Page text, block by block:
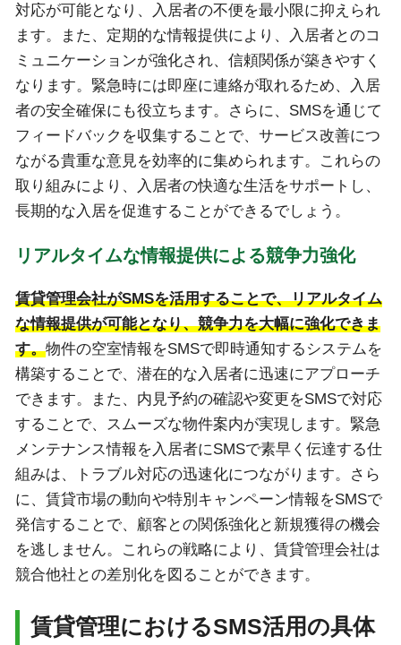
対応が可能となり、入居者の不便を最小限に抑えられ
ます。また、定期的な情報提供により、入居者とのコ
ミュニケーションが強化され、信頼関係が築きやすく
なります。緊急時には即座に連絡が取れるため、入居
者の安全確保にも役立ちます。さらに、SMSを通じて
フィードバックを収集することで、サービス改善につ
ながる貴重な意見を効率的に集められます。これらの
取り組みにより、入居者の快適な生活をサポートし、
長期的な入居を促進することができるでしょう。
リアルタイムな情報提供による競争力強化
賃貸管理会社がSMSを活用することで、リアルタイム
な情報提供が可能となり、競争力を大幅に強化できま
す。物件の空室情報をSMSで即時通知するシステムを
構築することで、潜在的な入居者に迅速にアプローチ
できます。また、内見予約の確認や変更をSMSで対応
することで、スムーズな物件案内が実現します。緊急
メンテナンス情報を入居者にSMSで素早く伝達する仕
組みは、トラブル対応の迅速化につながります。さら
に、賃貸市場の動向や特別キャンペーン情報をSMSで
発信することで、顧客との関係強化と新規獲得の機会
を逃しません。これらの戦略により、賃貸管理会社は
競合他社との差別化を図ることができます。
賃貸管理におけるSMS活用の具体